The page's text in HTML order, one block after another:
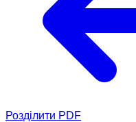
Розділити PDF